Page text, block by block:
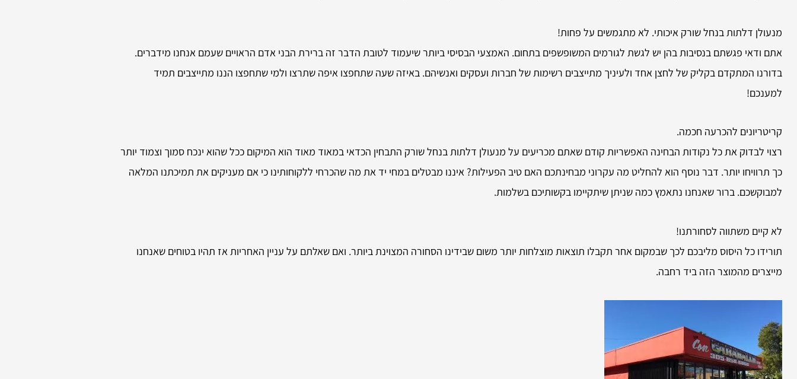
מנעולן דלתות בנחל שורק איכותי. לא מתגמשים על פחות!
אתם ודאי פגשתם בנסיבות בהן יש לגשת לגורמים המשופשפים בתחום. האמצעי הבסיסי ביותר שיעמוד לטובת הדבר זה ברירת הבני אדם הראויים שעמם אנחנו מידברים.
בדורנו המתקדם בקליק של לחצן אחד ולעיניך מתייצבים רשימות של חברות ועסקים ואנשיהם. באיזה שעה שתחפצו איפה שתרצו ולמי שתחפצו הננו מתייצבים תמיד
למענכם!
קריטריונים להכרעה חכמה.
רצוי לבדוק את כל נקודות הבחינה האפשריות קודם שאתם מכריעים על מנעולן דלתות בנחל שורק התבחין הכדאי במאוד מאוד הוא המיקום ככל שהוא ינכח סמוך וצמוד יותר
כך תרוויחו יותר. דבר נוסף הוא להחליט מה עקרוני מבחינתכם האם טיב הפעילות? איננו מבטלים במחי יד את מה שהכרחי ללקוחותינו כי אם מעניקים את תמיכתנו המלאה
למבוקשכם. ברור שאנחנו נתאמץ כמה שניתן שיתקיימו בקשותיכם בשלמות.
לא קיים משתווה לסחורתנו!
תורידו כל היסוס מליבכם לכך שבמקום אחר תקבלו תוצאות מוצלחות יותר משום שבידינו הסחורה המצוינת ביותר. ואם שאלתם על עניין האחריות אז תהיו בטוחים שאנחנו
מייצרים מהמוצר הזה ביד רחבה.